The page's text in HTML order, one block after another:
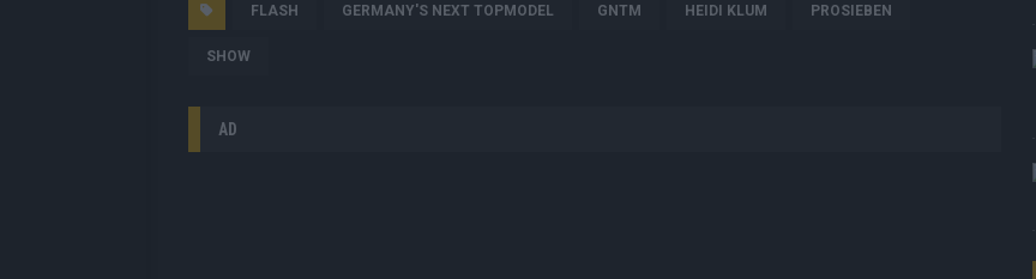
FLASH GERMANY'S NEXT TOPMODEL GNTM HEIDI KLUM PROSIEBEN
SHOW
AD